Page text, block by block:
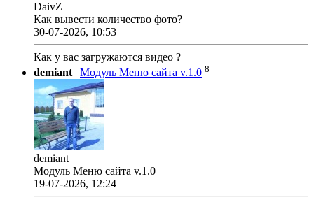
DaivZ
Как вывести количество фото?
30-07-2026, 10:53
Как у вас загружаются видео ?
demiant | Модуль Меню сайта v.1.0 8
demiant
Модуль Меню сайта v.1.0
19-07-2026, 12:24